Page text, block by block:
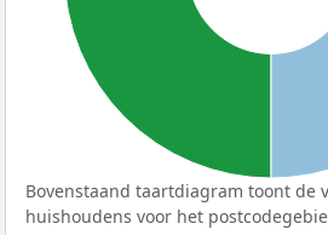
Bovenstaand taartdiagram toont de
huishoudens voor het